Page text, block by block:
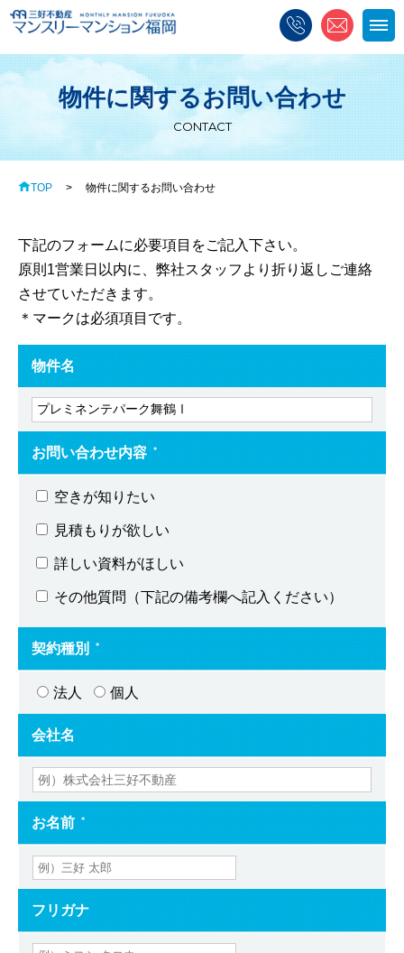
アクセス お問い合わせ お気に入り物件一覧
物件一覧 初めての方へ 入居までの流れ
物件に関するお問い合わせ
CONTACT
TOP 物件に関するお問い合わせ
下記のフォームに必要項目をご記入下さい。
原則1営業日以内に、弊社スタッフより折り返しご連絡
させていただきます。
＊マークは必須項目です。
物件名
お問い合わせ内容 ＊
空きが知りたい
見積もりが欲しい
詳しい資料がほしい
その他質問（下記の備考欄へ記入ください）
契約種別 ＊
法人 個人
会社名
お名前 ＊
フリガナ